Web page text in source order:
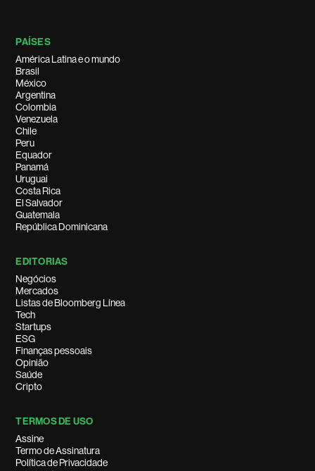
PAÍSES
América Latina e o mundo
Brasil
México
Argentina
Colombia
Venezuela
Chile
Peru
Equador
Panamá
Uruguai
Costa Rica
El Salvador
Guatemala
República Dominicana
EDITORIAS
Negócios
Mercados
Listas de Bloomberg Línea
Tech
Startups
ESG
Finanças pessoais
Opinião
Saúde
Cripto
TERMOS DE USO
Assine
Termo de Assinatura
Política de Privacidade